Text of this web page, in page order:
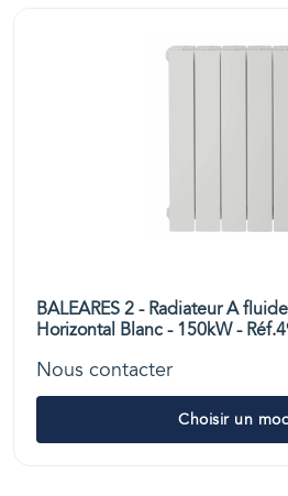
BALEARES 2 - Radiateur A
Horizontal Blanc - 150kW -
Nous contacter
Choisir un